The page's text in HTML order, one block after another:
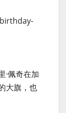
·佩奇在加
大旗，也